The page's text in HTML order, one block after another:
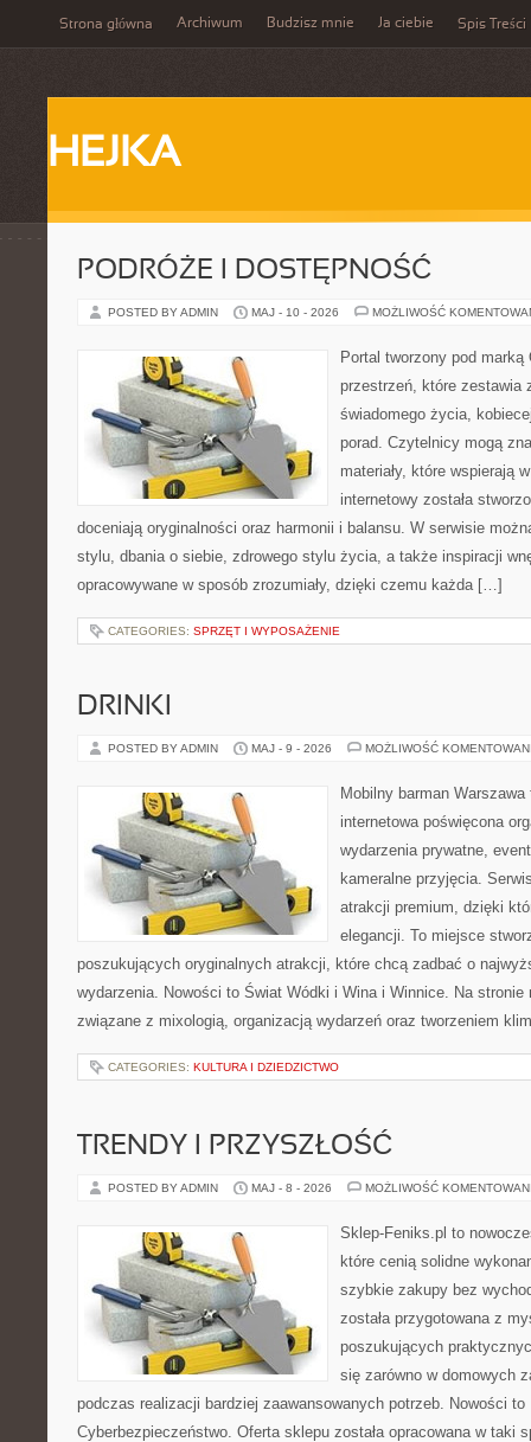
Strona główna Archiwum Budzisz mnie Ja ciebie Spis Treści
HEJKA
PODRÓŻE I DOSTĘPNOŚĆ
POSTED BY ADMIN MAJ - 10 - 2026 MOŻLIWOŚĆ
Portal tworzony pod
przestrzeń, które zestawia
świadomego życia,
porad. Czytelnicy mogą
materiały, które wspierają
internetowy została
doceniają oryginalności oraz harmonii i balansu. W serwisie
stylu, dbania o siebie, zdrowego stylu życia, a także inspiracji
opracowywane w sposób zrozumiały, dzięki czemu każda […]
CATEGORIES: SPRZĘT I WYPOSAŻENIE
DRINKI
POSTED BY ADMIN MAJ - 9 - 2026 MOŻLIWOŚĆ
Mobilny barman
internetowa poświęcona
wydarzenia prywatne,
kameralne przyjęcia.
atrakcji premium, dzięki
elegancji. To miejsce
poszukujących oryginalnych atrakcji, które chcą zadbać o
wydarzenia. Nowości to Świat Wódki i Wina i Winnice. Na
związane z mixologią, organizacją wydarzeń oraz tworzeniem
CATEGORIES: KULTURA I DZIEDZICTWO
TRENDY I PRZYSZŁOŚĆ
POSTED BY ADMIN MAJ - 8 - 2026 MOŻLIWOŚĆ
Sklep-Feniks.pl to
które cenią solidne
szybkie zakupy bez
została przygotowana z
poszukujących
się zarówno w domowych
podczas realizacji bardziej zaawansowanych potrzeb. Nowości to
Cyberbezpieczeństwo. Oferta sklepu została opracowana w taki